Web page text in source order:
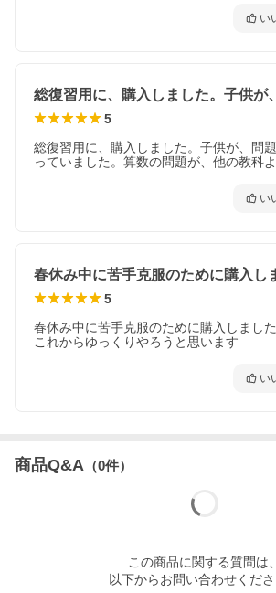
い
5
総復習用に、購入しました。子供が、問
っていました。算数の問題が、他の教科
い
5
春休み中に苦手克服のために購入しました
これからゆっくりやろうと思います
い
商品Q&A （0件）
この商品に関する質問は、
以下からお問い合わせくださ